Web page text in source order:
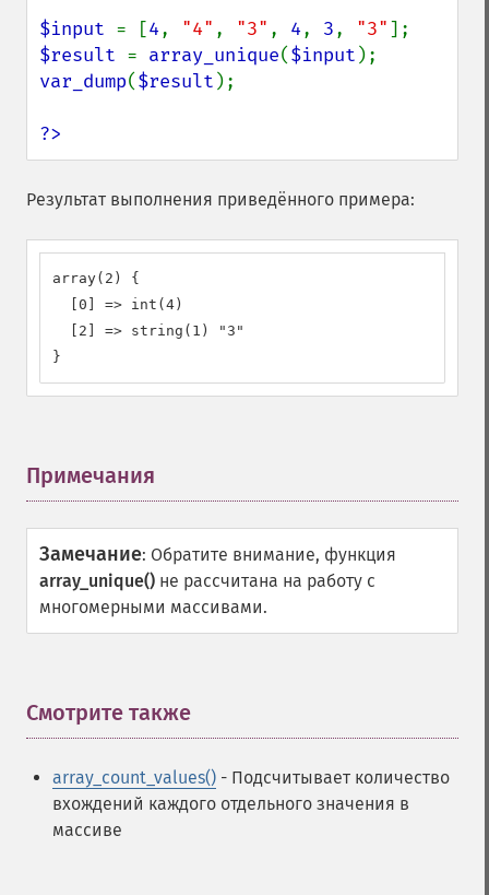
$input = [4, "4" , "3" , 4, 3, "3"
$result = array_unique($input
var_dump($result );
?>
Результат выполнения приведённого примера:
array(2) {
  [0] => int(4)
  [2] => string(1) "3"
}
Примечания
Замечание: Обратите внимание, функция
array_unique() не рассчитана на работу с
многомерными массивами.
Смотрите также
array_count_values() - Подсчитывает количество
вхождений каждого отдельного значения в
массиве